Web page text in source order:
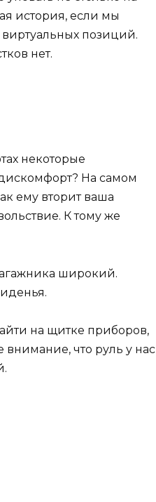
история, если мы
позиций.
нет.
некоторые
На самом
ему вторит ваша
К тому же
широкий.
на щитке приборов,
что руль у нас